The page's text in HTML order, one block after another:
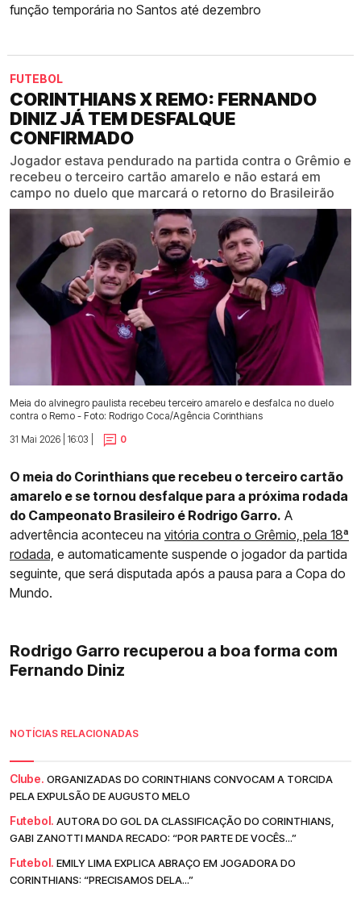
função temporária no Santos até dezembro
FUTEBOL
CORINTHIANS X REMO: FERNANDO
DINIZ JÁ TEM DESFALQUE
CONFIRMADO
Jogador estava pendurado na partida contra o Grêmio e
recebeu o terceiro cartão amarelo e não estará em
campo no duelo que marcará o retorno do Brasileirão
Meia do alvinegro paulista recebeu terceiro amarelo e desfalca no duelo
contra o Remo - Foto: Rodrigo Coca/Agência Corinthians
31 Mai 2026 | 16:03 |
0
O meia do Corinthians que recebeu o terceiro cartão
amarelo e se tornou desfalque para a próxima rodada
do Campeonato Brasileiro é Rodrigo Garro. A
advertência aconteceu na vitória contra o Grêmio, pela 18ª
rodada, e automaticamente suspende o jogador da partida
seguinte, que será disputada após a pausa para a Copa do
Mundo.
Rodrigo Garro recuperou a boa forma com
Fernando Diniz
NOTÍCIAS RELACIONADAS
Clube. ORGANIZADAS DO CORINTHIANS CONVOCAM A TORCIDA
PELA EXPULSÃO DE AUGUSTO MELO
Futebol. AUTORA DO GOL DA CLASSIFICAÇÃO DO CORINTHIANS,
GABI ZANOTTI MANDA RECADO: “POR PARTE DE VOCÊS...”
Futebol. EMILY LIMA EXPLICA ABRAÇO EM JOGADORA DO
CORINTHIANS: “PRECISAMOS DELA...”